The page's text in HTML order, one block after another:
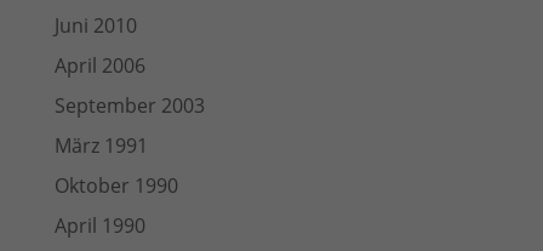
Juni 2010
April 2006
September 2003
März 1991
Oktober 1990
April 1990